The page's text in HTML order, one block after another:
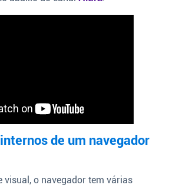
de um navegador
visual, o navegador tem várias